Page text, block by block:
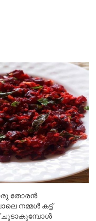
തോരൻ
നമ്മൾ കട്ട്
ചൂടാകുമ്പോൾ